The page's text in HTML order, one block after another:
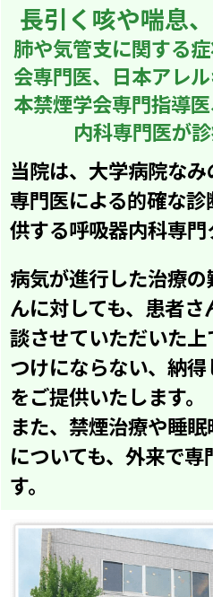
長引く咳や喘息
肺や気管支に関する
会専門医、 日本アレ
本禁煙学会専門指導
内科専門医が診
当院は、大学病院なみ
専門医による的確な
供する呼吸器内科専門
病気が進行した治療
んに対しても、患者
談させていただいた
つけにならない、納
をご提供いたします。
また、禁煙治療や睡
についても、外来で
す。